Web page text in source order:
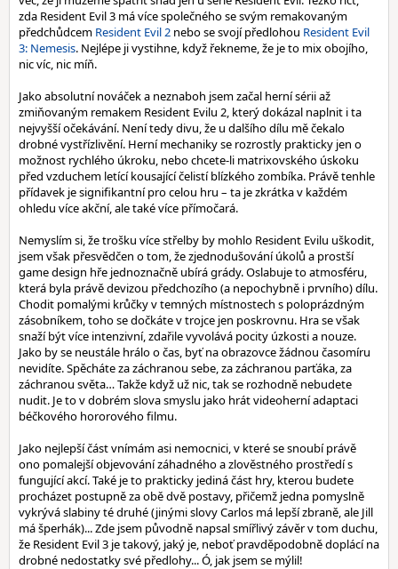
zda Resident Evil 3 má více společného se svým remakovaným
předchůdcem Resident Evil 2 nebo se svojí předlohou Resident Evil
3: Nemesis. Nejlépe ji vystihne, když řekneme, že je to mix obojího,
nic víc, nic míň.
Jako absolutní nováček a neznaboh jsem začal herní sérii až
zmiňovaným remakem Resident Evilu 2, který dokázal naplnit i ta
nejvyšší očekávání. Není tedy divu, že u dalšího dílu mě čekalo
drobné vystřízlivění. Herní mechaniky se rozrostly prakticky jen o
možnost rychlého úkroku, nebo chcete-li matrixovského úskoku
před vzduchem letící kousající čelistí blízkého zombíka. Právě tenhle
přídavek je signifikantní pro celou hru – ta je zkrátka v každém
ohledu více akční, ale také více přímočará.
Nemyslím si, že trošku více střelby by mohlo Resident Evilu uškodit,
jsem však přesvědčen o tom, že zjednodušování úkolů a prostší
game design hře jednoznačně ubírá grády. Oslabuje to atmosféru,
která byla právě devizou předchozího (a nepochybně i prvního) dílu.
Chodit pomalými krůčky v temných místnostech s poloprázdným
zásobníkem, toho se dočkáte v trojce jen poskrovnu. Hra se však
snaží být více intenzivní, zdařile vyvolává pocity úzkosti a nouze.
Jako by se neustále hrálo o čas, byť na obrazovce žádnou časomíru
nevidíte. Spěcháte za záchranou sebe, za záchranou parťáka, za
záchranou světa… Takže když už nic, tak se rozhodně nebudete
nudit. Je to v dobrém slova smyslu jako hrát videoherní adaptaci
béčkového hororového filmu.
Jako nejlepší část vnímám asi nemocnici, v které se snoubí právě
ono pomalejší objevování záhadného a zlověstného prostředí s
fungující akcí. Také je to prakticky jediná část hry, kterou budete
procházet postupně za obě dvě postavy, přičemž jedna pomyslně
vykrývá slabiny té druhé (jinými slovy Carlos má lepší zbraně, ale Jill
má šperhák)... Zde jsem původně napsal smířlivý závěr v tom duchu,
že Resident Evil 3 je takový, jaký je, neboť pravděpodobně doplácí na
drobné nedostatky své předlohy... Ó, jak jsem se mýlil!